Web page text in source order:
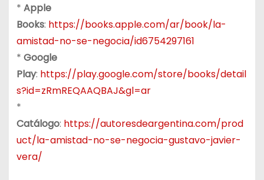
* Apple
Books: https://books.apple.com/ar/book/la-
amistad-no-se-negocia/id6754297161
* Google
Play: https://play.google.com/store/books/detail
s?id=zRmREQAAQBAJ&gl=ar
*
Catálogo: https://autoresdeargentina.com/prod
uct/la-amistad-no-se-negocia-gustavo-javier-
vera/